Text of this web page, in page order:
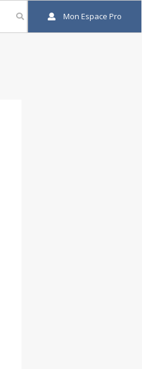
Mon Espace Pro